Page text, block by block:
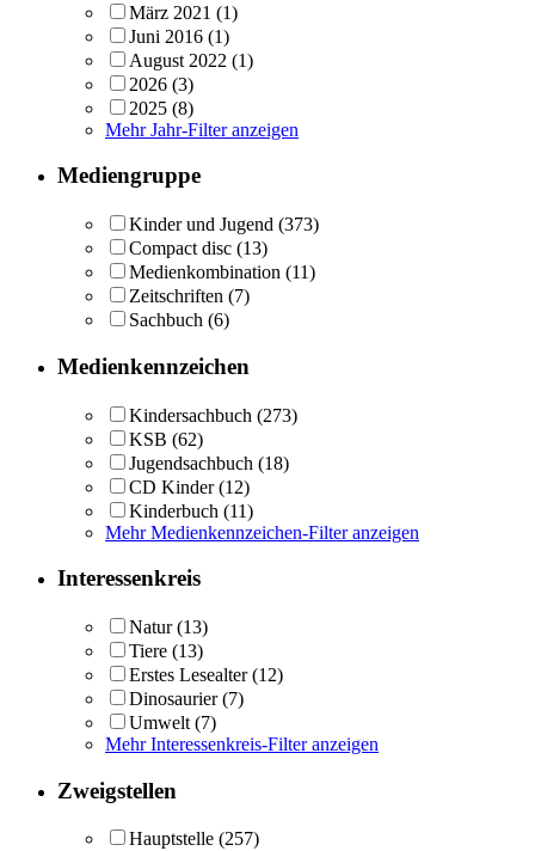
März 2021 (1)
Juni 2016 (1)
August 2022 (1)
2026 (3)
2025 (8)
Mehr Jahr-Filter anzeigen
Mediengruppe
Kinder und Jugend (373)
Compact disc (13)
Medienkombination (11)
Zeitschriften (7)
Sachbuch (6)
Medienkennzeichen
Kindersachbuch (273)
KSB (62)
Jugendsachbuch (18)
CD Kinder (12)
Kinderbuch (11)
Mehr Medienkennzeichen-Filter anzeigen
Interessenkreis
Natur (13)
Tiere (13)
Erstes Lesealter (12)
Dinosaurier (7)
Umwelt (7)
Mehr Interessenkreis-Filter anzeigen
Zweigstellen
Hauptstelle (257)